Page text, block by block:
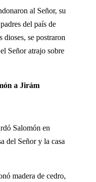
al Señor, su
del país de
se postraron
Señor atrajo sobre
a Jirám
Salomón en
del Señor y la casa
madera de cedro,